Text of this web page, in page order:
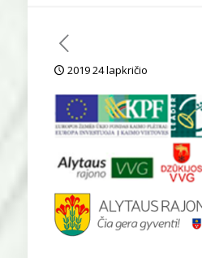
2019 24 lapkričio